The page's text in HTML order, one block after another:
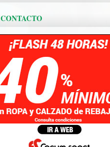
CONTACTO